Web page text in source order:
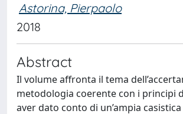
Astorina, Pierpaolo
2018
Abstract
Il volume affronta il tema
metodologia coerente con i principi
aver dato conto di un’ampia